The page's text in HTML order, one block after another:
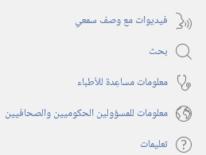
فيديوات مع وصف سمعي
بحث
معلومات مساعِدة للأطباء
معلومات للمسؤولين الحكوميين والصحافيين
تعليمات